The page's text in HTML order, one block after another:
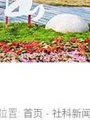
置: 首页 - 社科新闻